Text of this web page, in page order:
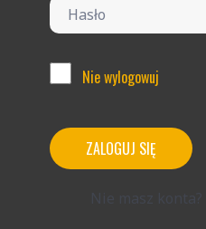
Nie wylogowuj
ZALOGUJ SIĘ